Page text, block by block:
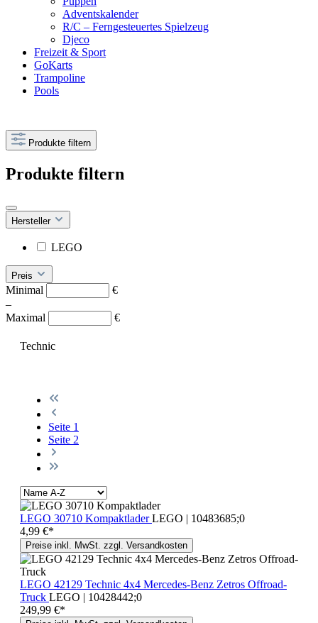
Adventskalender
R/C – Ferngesteuertes Spielzeug
Djeco
Freizeit & Sport
GoKarts
Trampoline
Pools
Produkte filtern
Produkte filtern
Hersteller
LEGO
Preis
Minimal
€
–
Maximal
€
Technic
Seite 1
Seite 2
LEGO 30710 KompaktladerLEGO | 10483685;0
4,99 €*
Preise inkl. MwSt. zzgl. Versandkosten
LEGO 42129 Technic 4x4 Mercedes-Benz Zetros Offroad-
Truck LEGO | 10428442;0
249,99 €*